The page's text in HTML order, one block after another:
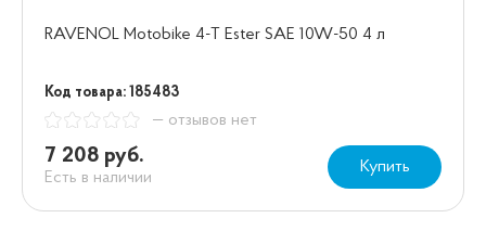
RAVENOL Motobike 4-T Ester SAE 10W-50 4 л
Код товара: 185483
— отзывов нет
7 208 руб.
Есть в наличии
Купить